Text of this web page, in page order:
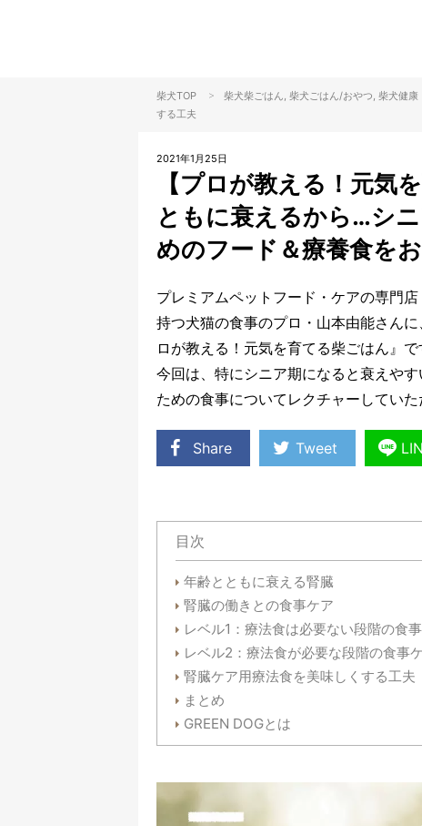
柴犬TOP > 柴犬柴ごはん, 柴犬ごはん/おやつ, 柴犬健康
する工夫
2021年1月25日
【プロが教える！元気
ともに衰えるから…シ
めのフード＆療養食を
プレミアムペットフード・ケアの専門
持つ犬猫の食事のプロ・山本由能さん
ロが教える！元気を育てる柴ごはん』で
今回は、特にシニア期になると衰えや
ための食事についてレクチャーしていた
Share Tweet
目次
年齢とともに衰える腎臓
腎臓の働きとの食事ケア
レベル1：療法食は必要ない段階の食
レベル2：療法食が必要な段階の食事
腎臓ケア用療法食を美味しくする工夫
まとめ
GREEN DOGとは